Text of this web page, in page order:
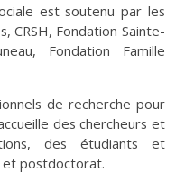
est soutenu par les
CRSH, Fondation Sainte-
Fondation Famille
de recherche pour
des chercheurs et
des étudiants et
et postdoctorat.